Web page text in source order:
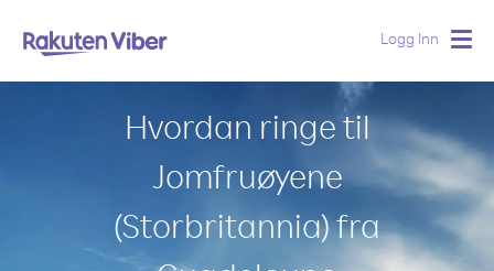
Logg Inn
Hvordan ringe til
Jomfruøyene
(Storbritannia) fra